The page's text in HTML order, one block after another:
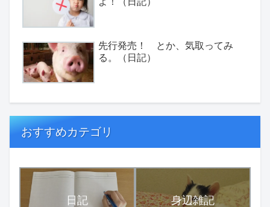
先行発売！ とか、気取ってみ
る。（日記）
おすすめカテゴリ
日記 身辺雑記